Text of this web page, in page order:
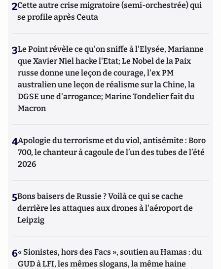
2Cette autre crise migratoire (semi-orchestrée) qui
se profile après Ceuta
3Le Point révèle ce qu'on sniffe à l'Elysée, Marianne
que Xavier Niel hacke l'Etat; Le Nobel de la Paix
russe donne une leçon de courage, l'ex PM
australien une leçon de réalisme sur la Chine, la
DGSE une d'arrogance; Marine Tondelier fait du
Macron
4Apologie du terrorisme et du viol, antisémite : Boro
700, le chanteur à cagoule de l’un des tubes de l’été
2026
5Bons baisers de Russie ? Voilà ce qui se cache
derrière les attaques aux drones à l'aéroport de
Leipzig
6« Sionistes, hors des Facs », soutien au Hamas : du
GUD à LFI, les mêmes slogans, la même haine